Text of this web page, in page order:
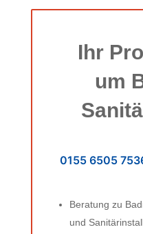
Ihr
um
0155 6505
Beratung zu
und